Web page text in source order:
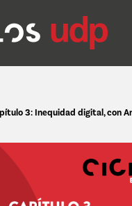
3: Inequidad digital, con